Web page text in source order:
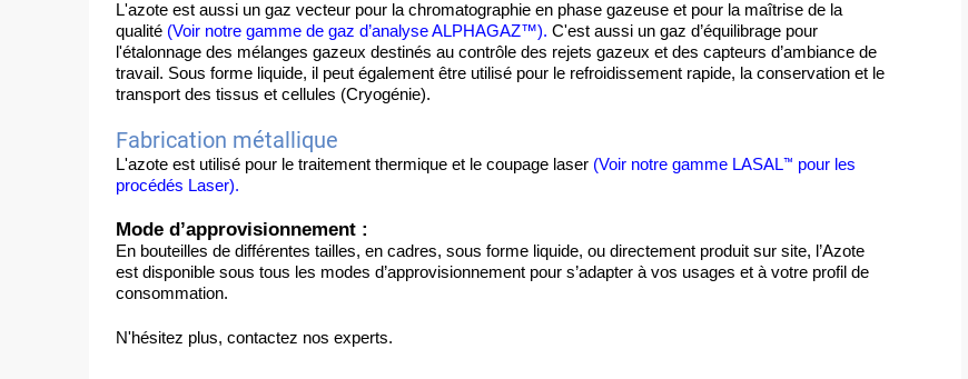
L'azote est aussi un gaz vecteur pour la chromatographie en phase gazeuse et pour la maîtrise de la
qualité (Voir notre gamme de gaz d’analyse ALPHAGAZ™). C'est aussi un gaz d’équilibrage pour
l'étalonnage des mélanges gazeux destinés au contrôle des rejets gazeux et des capteurs d’ambiance de
travail. Sous forme liquide, il peut également être utilisé pour le refroidissement rapide, la conservation et le
transport des tissus et cellules (Cryogénie).
Fabrication métallique
L'azote est utilisé pour le traitement thermique et le coupage laser (Voir notre gamme LASAL™ pour les
procédés Laser).
Mode d’approvisionnement :
En bouteilles de différentes tailles, en cadres, sous forme liquide, ou directement produit sur site, l’Azote
est disponible sous tous les modes d’approvisionnement pour s’adapter à vos usages et à votre profil de
consommation.
N'hésitez plus, contactez nos experts.